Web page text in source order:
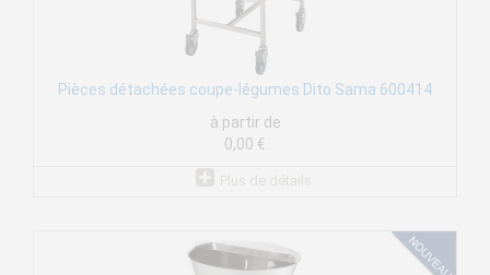
Pièces détachées coupe-légumes Dito Sama 600414
à partir de
0,00 €